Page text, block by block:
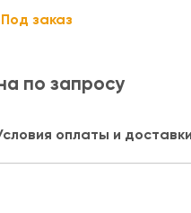
Под заказ
по запросу
оплаты и доставки